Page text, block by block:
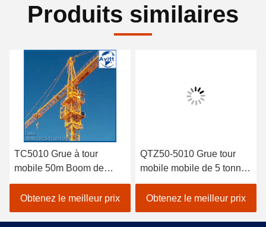
Produits similaires
TC5010 Grue à tour
mobile 50m Boom de
travail et type de base de
déplacement ferroviaire
Obtenez le meilleur prix
QTZ50-5010 Grue tour
mobile mobile de 5 tonnes
50m Jib Petites grues
mobiles
Obtenez le meilleur prix